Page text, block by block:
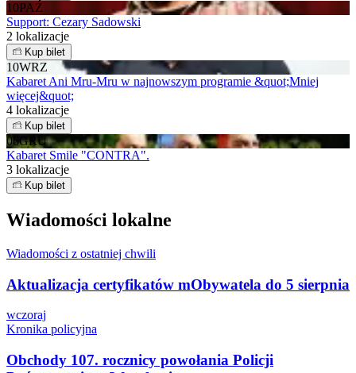
10PAŹ
Support: Cezary Sadowski
2 lokalizacje
Kup bilet
10WRZ
Kabaret Ani Mru-Mru w najnowszym programie &quot;Mniej
więcej&quot;
4 lokalizacje
Kup bilet
06GRU
Kabaret Smile "CONTRA".
3 lokalizacje
Kup bilet
Wiadomości lokalne
Wiadomości z ostatniej chwili
Aktualizacja certyfikatów mObywatela do 5 sierpnia
wczoraj
Kronika policyjna
Obchody 107. rocznicy powołania Policji